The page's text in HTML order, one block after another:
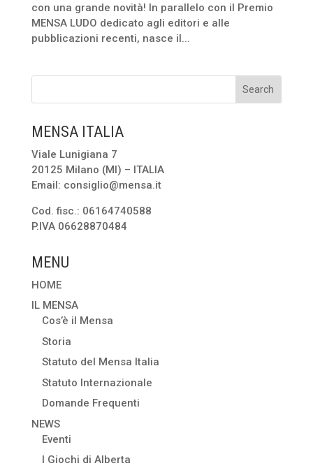
con una grande novità! In parallelo con il Premio
MENSA LUDO dedicato agli editori e alle
pubblicazioni recenti, nasce il...
MENSA ITALIA
Viale Lunigiana 7
20125 Milano (MI) – ITALIA
Email: consiglio@mensa.it
Cod. fisc.: 06164740588
P.IVA 06628870484
MENU
HOME
IL MENSA
Cos’è il Mensa
Storia
Statuto del Mensa Italia
Statuto Internazionale
Domande Frequenti
NEWS
Eventi
I Giochi di Alberta